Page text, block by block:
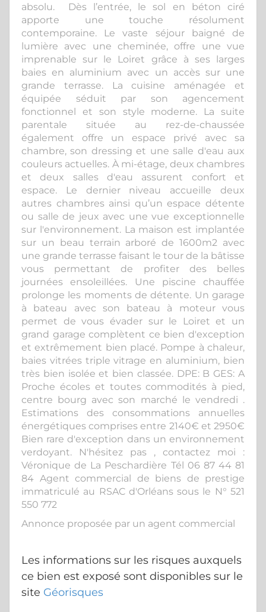
absolu. Dès l’entrée, le sol en béton ciré
apporte une touche résolument
contemporaine. Le vaste séjour baigné de
lumière avec une cheminée, offre une vue
imprenable sur le Loiret grâce à ses larges
baies en aluminium avec un accès sur une
grande terrasse. La cuisine aménagée et
équipée séduit par son agencement
fonctionnel et son style moderne. La suite
parentale située au rez-de-chaussée
également offre un espace privé avec sa
chambre, son dressing et une salle d'eau aux
couleurs actuelles. À mi-étage, deux chambres
et deux salles d'eau assurent confort et
espace. Le dernier niveau accueille deux
autres chambres ainsi qu’un espace détente
ou salle de jeux avec une vue exceptionnelle
sur l'environnement. La maison est implantée
sur un beau terrain arboré de 1600m2 avec
une grande terrasse faisant le tour de la bâtisse
vous permettant de profiter des belles
journées ensoleillées. Une piscine chauffée
prolonge les moments de détente. Un garage
à bateau avec son bateau à moteur vous
permet de vous évader sur le Loiret et un
grand garage complètent ce bien d'exception
et extrêmement bien placé. Pompe à chaleur,
baies vitrées triple vitrage en aluminium, bien
très bien isolée et bien classée. DPE: B GES: A
Proche écoles et toutes commodités à pied,
centre bourg avec son marché le vendredi .
Estimations des consommations annuelles
énergétiques comprises entre 2140€ et 2950€
Bien rare d'exception dans un environnement
verdoyant. N'hésitez pas , contactez moi :
Véronique de La Peschardière Tél 06 87 44 81
84 Agent commercial de biens de prestige
immatriculé au RSAC d'Orléans sous le N° 521
550 772
Annonce proposée par un agent commercial
Les informations sur les risques auxquels
ce bien est exposé sont disponibles sur le
site Géorisques